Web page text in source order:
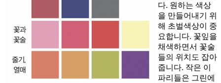
다. 원하는 색상
을 만들어내기 위
해 초벌색상이 중
요합니다. 꽃잎을
채색하면서 꽃술
들의 위치도 잡아
줍니다. 작은 이
파리들은 그린에